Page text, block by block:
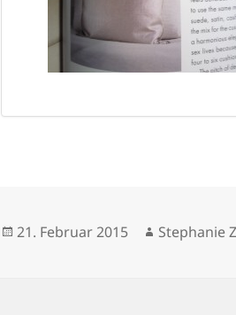
Veröffentlicht
21. Februar 2015 Autor
Stephanie